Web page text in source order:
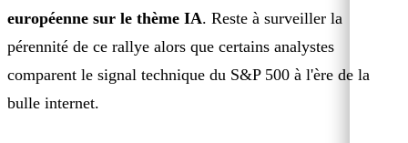
européenne sur le thème IA. Reste à surveiller la
pérennité de ce rallye alors que certains analystes
comparent le signal technique du S&P 500 à l'ère de la
bulle internet.